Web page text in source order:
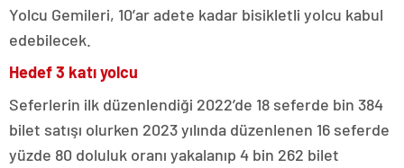
Yolcu Gemileri, 10’ar adete kadar bisikletli yolcu kabul
edebilecek.
Hedef 3 katı yolcu
Seferlerin ilk düzenlendiği 2022’de 18 seferde bin 384
bilet satışı olurken 2023 yılında düzenlenen 16 seferde
yüzde 80 doluluk oranı yakalanıp 4 bin 262 bilet